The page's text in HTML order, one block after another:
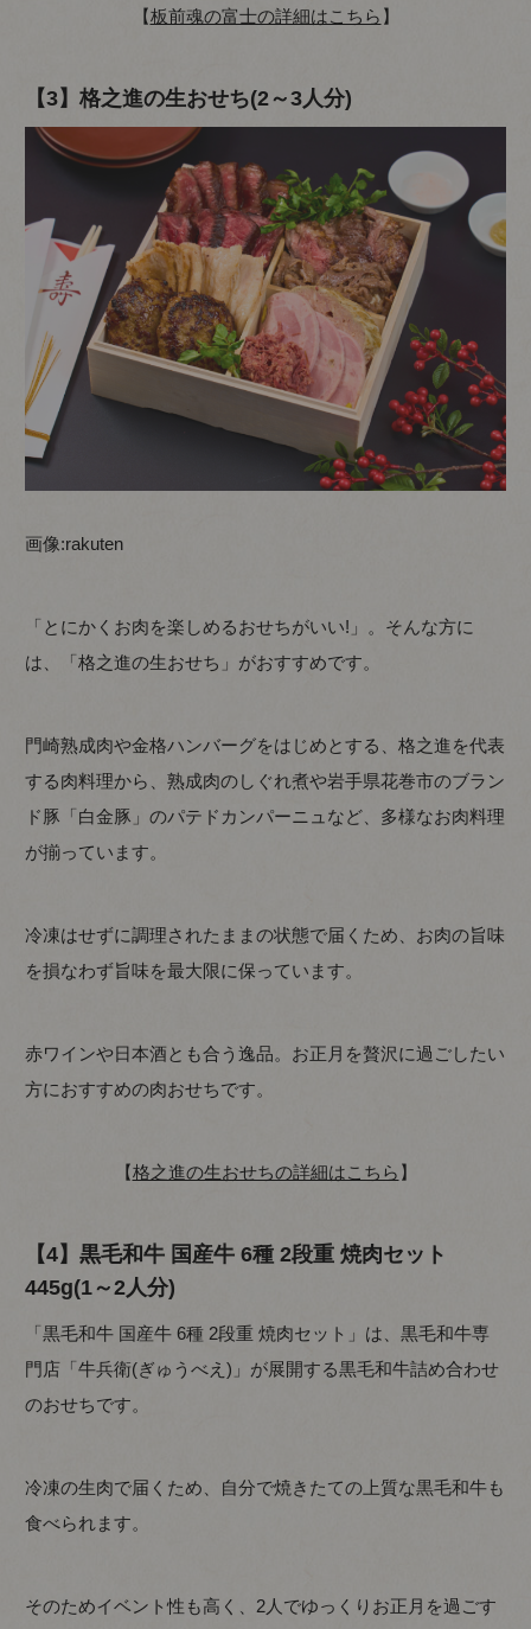
【板前魂の富士の詳細はこちら 】
【3】格之進の生おせち(2～3人分)
画像:rakuten
「とにかくお肉を楽しめるおせちがいい!」。そんな方に
は、「格之進の生おせち」がおすすめです。
門崎熟成肉や金格ハンバーグをはじめとする、格之進を代表
する肉料理から、熟成肉のしぐれ煮や岩手県花巻市のブラン
ド豚「白金豚」のパテドカンパーニュなど、多様なお肉料理
が揃っています。
冷凍はせずに調理されたままの状態で届くため、お肉の旨味
を損なわず旨味を最大限に保っています。
赤ワインや日本酒とも合う逸品。お正月を贅沢に過ごしたい
方におすすめの肉おせちです。
【格之進の生おせちの詳細はこちら 】
【4】黒毛和牛 国産牛 6種 2段重 焼肉セット
445g(1～2人分)
「黒毛和牛 国産牛 6種 2段重 焼肉セット」は、黒毛和牛専
門店「牛兵衛(ぎゅうべえ)」が展開する黒毛和牛詰め合わせ
のおせちです。
冷凍の生肉で届くため、自分で焼きたての上質な黒毛和牛も
食べられます。
そのためイベント性も高く、2人でゆっくりお正月を過ごす